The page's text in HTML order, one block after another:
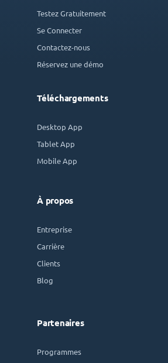
Testez Gratuitement
Se Connecter
Contactez-nous
Réservez une démo
Téléchargements
Desktop App
Tablet App
Mobile App
À propos
Entreprise
Carrière
Clients
Blog
Partenaires
Programmes